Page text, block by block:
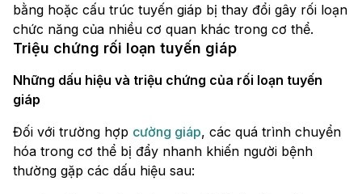
bằng hoặc cấu trúc tuyến giáp bị thay đổi gây rối loạn
chức năng của nhiều cơ quan khác trong cơ thể.
Triệu chứng rối loạn tuyến giáp
Những dấu hiệu và triệu chứng của rối loạn tuyến
giáp
Đối với trường hợp cường giáp, các quá trình chuyển
hóa trong cơ thể bị đẩy nhanh khiến người bệnh
thường gặp các dấu hiệu sau: